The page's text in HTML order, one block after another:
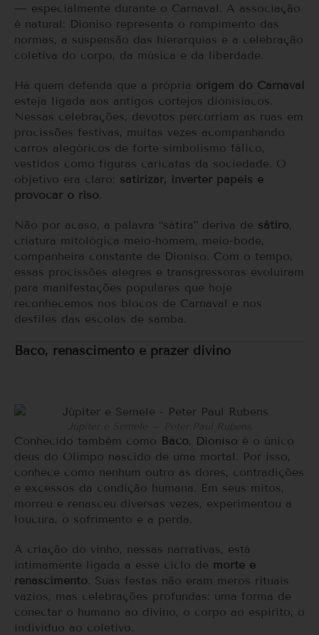
— especialmente durante o Carnaval. A associação
é natural: Dioniso representa o rompimento das
normas, a suspensão das hierarquias e a celebração
coletiva do corpo, da música e da liberdade.
Há quem defenda que a própria origem do Carnaval
esteja ligada aos antigos cortejos dionisíacos.
Nessas celebrações, devotos percorriam as ruas em
procissões festivas, muitas vezes acompanhando
carros alegóricos de forte simbolismo fálico,
vestidos como figuras caricatas da sociedade. O
objetivo era claro: satirizar, inverter papéis e
provocar o riso.
Não por acaso, a palavra “sátira” deriva de sátiro,
criatura mitológica meio-homem, meio-bode,
companheira constante de Dioniso. Com o tempo,
essas procissões alegres e transgressoras evoluíram
para manifestações populares que hoje
reconhecemos nos blocos de Carnaval e nos
desfiles das escolas de samba.
Baco, renascimento e prazer divino
Conhecido também como Baco, Dioniso é o único
deus do Olimpo nascido de uma mortal. Por isso,
conhece como nenhum outro as dores, contradições
e excessos da condição humana. Em seus mitos,
morreu e renasceu diversas vezes, experimentou a
loucura, o sofrimento e a perda.
A criação do vinho, nessas narrativas, está
intimamente ligada a esse ciclo de morte e
renascimento. Suas festas não eram meros rituais
vazios, mas celebrações profundas: uma forma de
conectar o humano ao divino, o corpo ao espírito, o
indivíduo ao coletivo.